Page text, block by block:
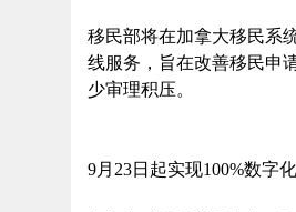
移民部将在加拿大移民系
线服务，旨在改善移民申
少审理积压。
9月23日起实现100%数字化